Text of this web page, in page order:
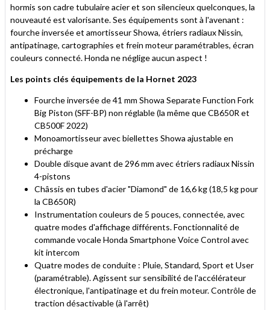
hormis son cadre tubulaire acier et son silencieux quelconques, la
nouveauté est valorisante. Ses équipements sont à l'avenant :
fourche inversée et amortisseur Showa, étriers radiaux Nissin,
antipatinage, cartographies et frein moteur paramétrables, écran
couleurs connecté. Honda ne néglige aucun aspect !
Les points clés équipements de la Hornet 2023
Fourche inversée de 41 mm Showa Separate Function Fork
Big Piston (SFF-BP) non réglable (la même que CB650R et
CB500F 2022)
Monoamortisseur avec biellettes Showa ajustable en
précharge
Double disque avant de 296 mm avec étriers radiaux Nissin
4-pistons
Châssis en tubes d'acier "Diamond" de 16,6 kg (18,5 kg pour
la CB650R)
Instrumentation couleurs de 5 pouces, connectée, avec
quatre modes d'affichage différents. Fonctionnalité de
commande vocale Honda Smartphone Voice Control avec
kit intercom
Quatre modes de conduite : Pluie, Standard, Sport et User
(paramétrable). Agissent sur sensibilité de l'accélérateur
électronique, l'antipatinage et du frein moteur. Contrôle de
traction désactivable (à l'arrêt)